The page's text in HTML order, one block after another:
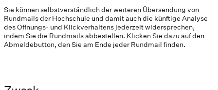
Sie können selbstverständlich der weiteren Übersendung von
Rundmails der Hochschule und damit auch die künftige Analyse
des Öffnungs- und Klickverhaltens jederzeit widersprechen,
indem Sie die Rundmails abbestellen. Klicken Sie dazu auf den
Abmeldebutton, den Sie am Ende jeder Rundmail finden.